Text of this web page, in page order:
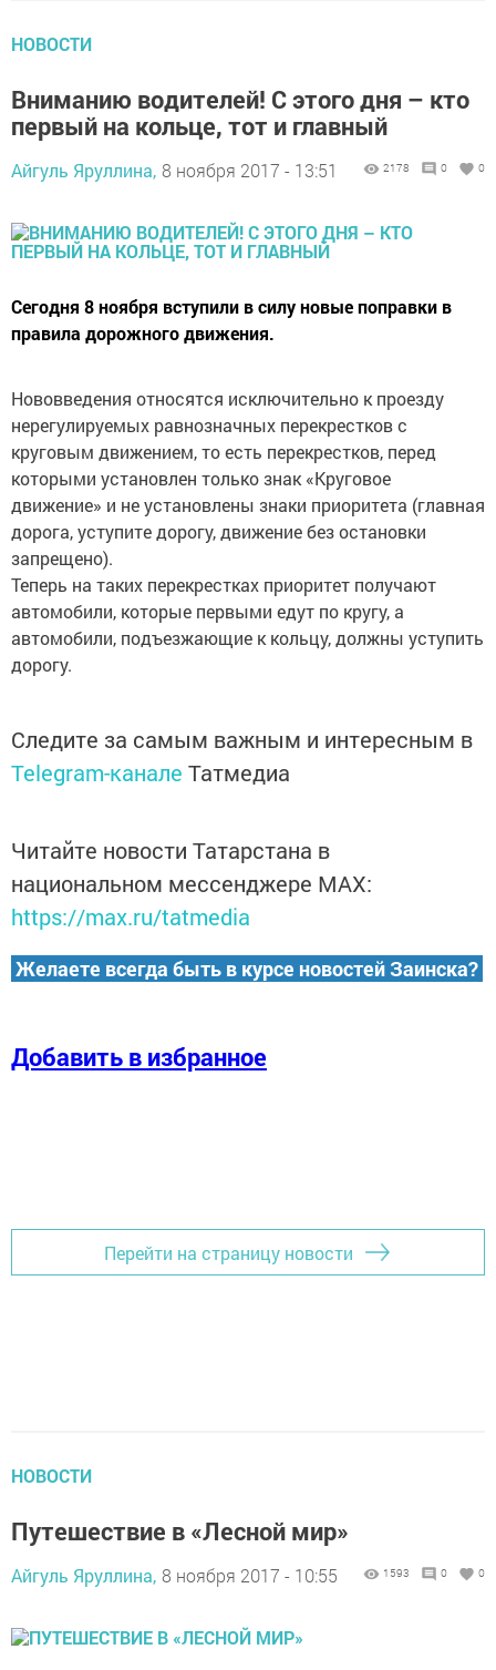
НОВОСТИ
Вниманию водителей! С этого дня – кто
первый на кольце, тот и главный
Айгуль Яруллина, 8 ноября 2017 - 13:51 2178 0 0
Сегодня 8 ноября вступили в силу новые поправки в
правила дорожного движения.
Нововведения относятся исключительно к проезду
нерегулируемых равнозначных перекрестков с
круговым движением, то есть перекрестков, перед
которыми установлен только знак «Круговое
движение» и не установлены знаки приоритета (главная
дорога, уступите дорогу, движение без остановки
запрещено).
Теперь на таких перекрестках приоритет получают
автомобили, которые первыми едут по кругу, а
автомобили, подъезжающие к кольцу, должны уступить
дорогу.
Следите за самым важным и интересным в
Telegram-канале Татмедиа
Читайте новости Татарстана в
национальном мессенджере MАХ:
https://max.ru/tatmedia
Желаете всегда быть в курсе новостей Заинска?
Добавить в избранное
Перейти на страницу новости
НОВОСТИ
Путешествие в «Лесной мир»
Айгуль Яруллина, 8 ноября 2017 - 10:55 1593 0 0